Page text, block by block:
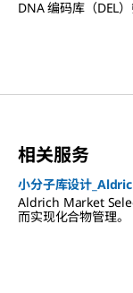
DNA 编码库（DEL
相关服务
小分子库设计
Aldrich Market
而实现化合物管理。